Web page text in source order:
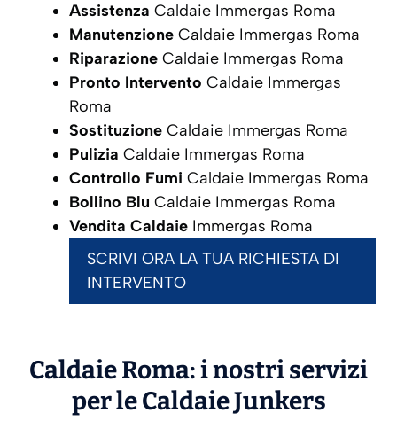
Assistenza Caldaie Immergas Roma
Manutenzione Caldaie Immergas Roma
Riparazione Caldaie Immergas Roma
Pronto Intervento Caldaie Immergas
Roma
Sostituzione Caldaie Immergas Roma
Pulizia Caldaie Immergas Roma
Controllo Fumi Caldaie Immergas Roma
Bollino Blu Caldaie Immergas Roma
Vendita Caldaie Immergas Roma
SCRIVI ORA LA TUA RICHIESTA DI
INTERVENTO
Caldaie Roma: i nostri servizi
per le CaldaieJunkers